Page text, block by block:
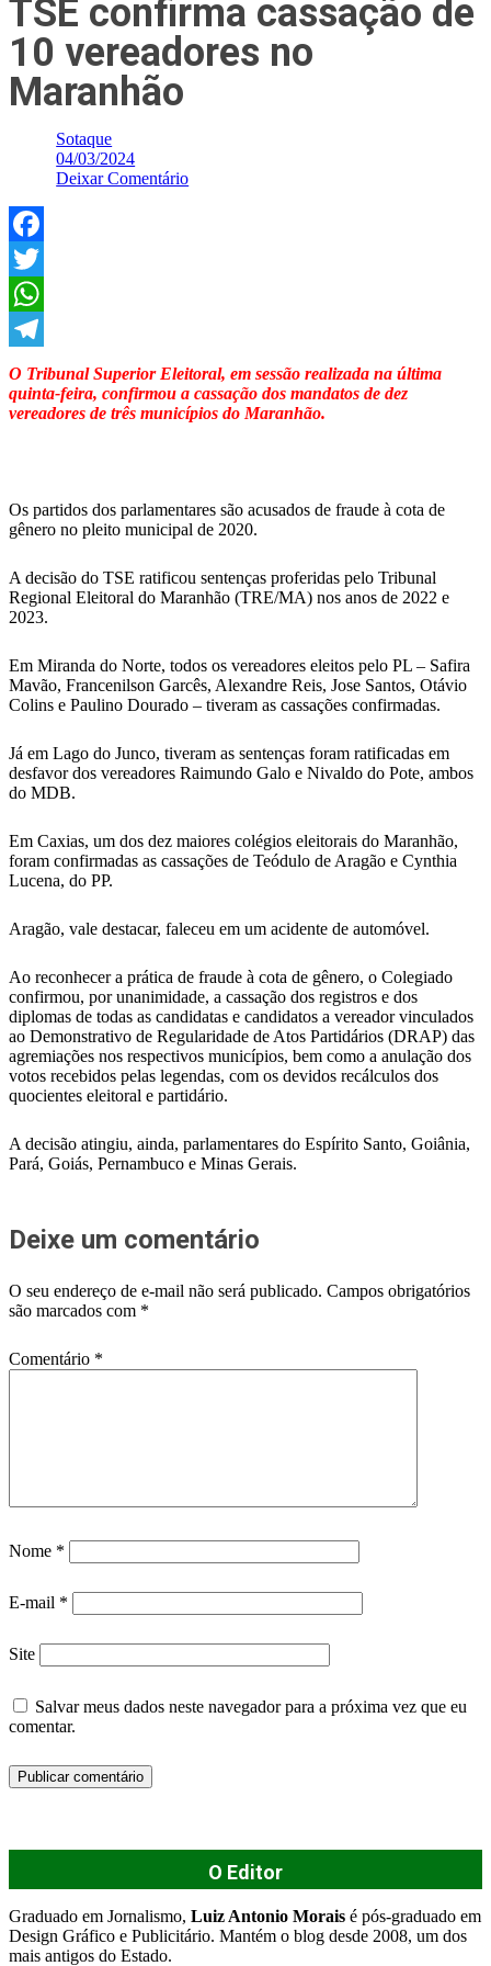
TSE confirma cassação de
10 vereadores no
Maranhão
Sotaque
04/03/2024
Deixar Comentário
Facebook
Twitter
WhatsApp
Telegram
O Tribunal Superior Eleitoral, em sessão realizada na última
quinta-feira, confirmou a cassação dos mandatos de dez
vereadores de três municípios do Maranhão.
Os partidos dos parlamentares são acusados de fraude à cota de
gênero no pleito municipal de 2020.
A decisão do TSE ratificou sentenças proferidas pelo Tribunal
Regional Eleitoral do Maranhão (TRE/MA) nos anos de 2022 e
2023.
Em Miranda do Norte, todos os vereadores eleitos pelo PL – Safira
Mavão, Francenilson Garcês, Alexandre Reis, Jose Santos, Otávio
Colins e Paulino Dourado – tiveram as cassações confirmadas.
Já em Lago do Junco, tiveram as sentenças foram ratificadas em
desfavor dos vereadores Raimundo Galo e Nivaldo do Pote, ambos
do MDB.
Em Caxias, um dos dez maiores colégios eleitorais do Maranhão,
foram confirmadas as cassações de Teódulo de Aragão e Cynthia
Lucena, do PP.
Aragão, vale destacar, faleceu em um acidente de automóvel.
Ao reconhecer a prática de fraude à cota de gênero, o Colegiado
confirmou, por unanimidade, a cassação dos registros e dos
diplomas de todas as candidatas e candidatos a vereador vinculados
ao Demonstrativo de Regularidade de Atos Partidários (DRAP) das
agremiações nos respectivos municípios, bem como a anulação dos
votos recebidos pelas legendas, com os devidos recálculos dos
quocientes eleitoral e partidário.
A decisão atingiu, ainda, parlamentares do Espírito Santo, Goiânia,
Pará, Goiás, Pernambuco e Minas Gerais.
Deixe um comentário
O seu endereço de e-mail não será publicado. Campos obrigatórios
são marcados com *
Comentário *
Nome *
E-mail *
Site
Salvar meus dados neste navegador para a próxima vez que eu
comentar.
O Editor
Graduado em Jornalismo, Luiz Antonio Morais é pós-graduado em
Design Gráfico e Publicitário. Mantém o blog desde 2008, um dos
mais antigos do Estado.